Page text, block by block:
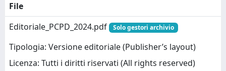
File
Editoriale_PCPD_2024.pdf
Solo gestori archivio
Tipologia: Versione editoriale (Publisher’s layout)
Licenza: Tutti i diritti riservati (All rights reserved)